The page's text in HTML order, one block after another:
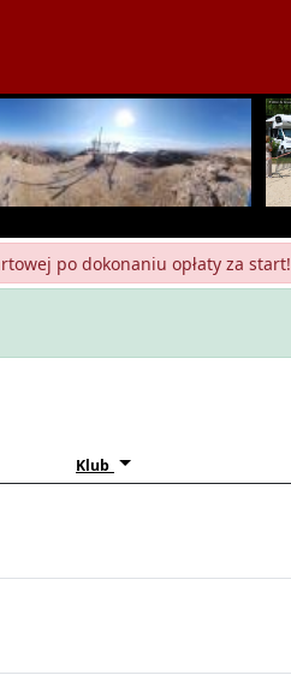
po dokonaniu opłaty za start!
Klub